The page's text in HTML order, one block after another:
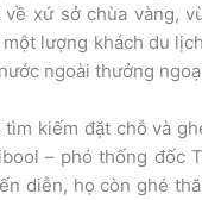
xứ sở chùa vàng,
lượng khách du
ngoài thưởng
kiếm đặt chỗ và
– phó thống đốc
diễn, họ còn ghé